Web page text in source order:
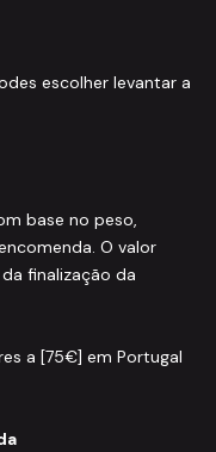
escolher levantar a
base no peso,
O valor
finalização da
a [75€] em Portugal